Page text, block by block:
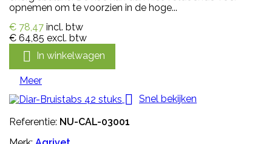
opnemen om te voorzien in de hoge...
€ 78,47 incl. btw
€ 64,85 excl. btw
 In winkelwagen
Meer

Snel bekijken
Referentie: NU-CAL-03001